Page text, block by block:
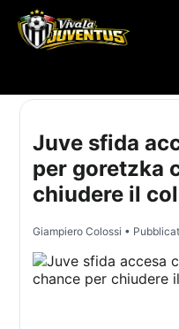
Juve sfida
per goretzka
chiudere il
Giampiero Colossi •